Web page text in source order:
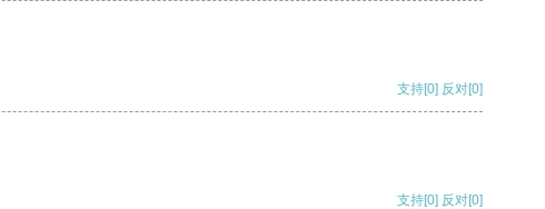
支持[0] 反对[0]
支持[0] 反对[0]